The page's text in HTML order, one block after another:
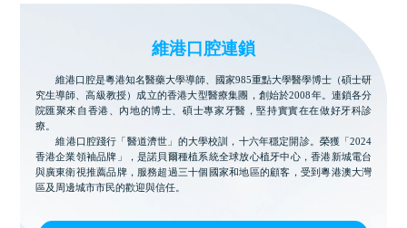
維港口腔連鎖
維港口腔是粵港知名醫藥大學導師、國家985重點大學醫學博士（碩士研
究生導師、高級教授）成立的香港大型醫療集團，創始於2008年。連鎖各分
院匯聚來自香港、內地的博士、碩士專家牙醫，堅持實實在在做好牙科診
療。
維港口腔踐行「醫道濟世」的大學校訓，十六年穩定開診。榮獲「2024
香港企業領袖品牌」，是諾貝爾種植系統全球放心植牙中心，香港新城電台
與廣東衛視推薦品牌，服務超過三十個國家和地區的顧客，受到粵港澳大灣
區及周邊城市市民的歡迎與信任。